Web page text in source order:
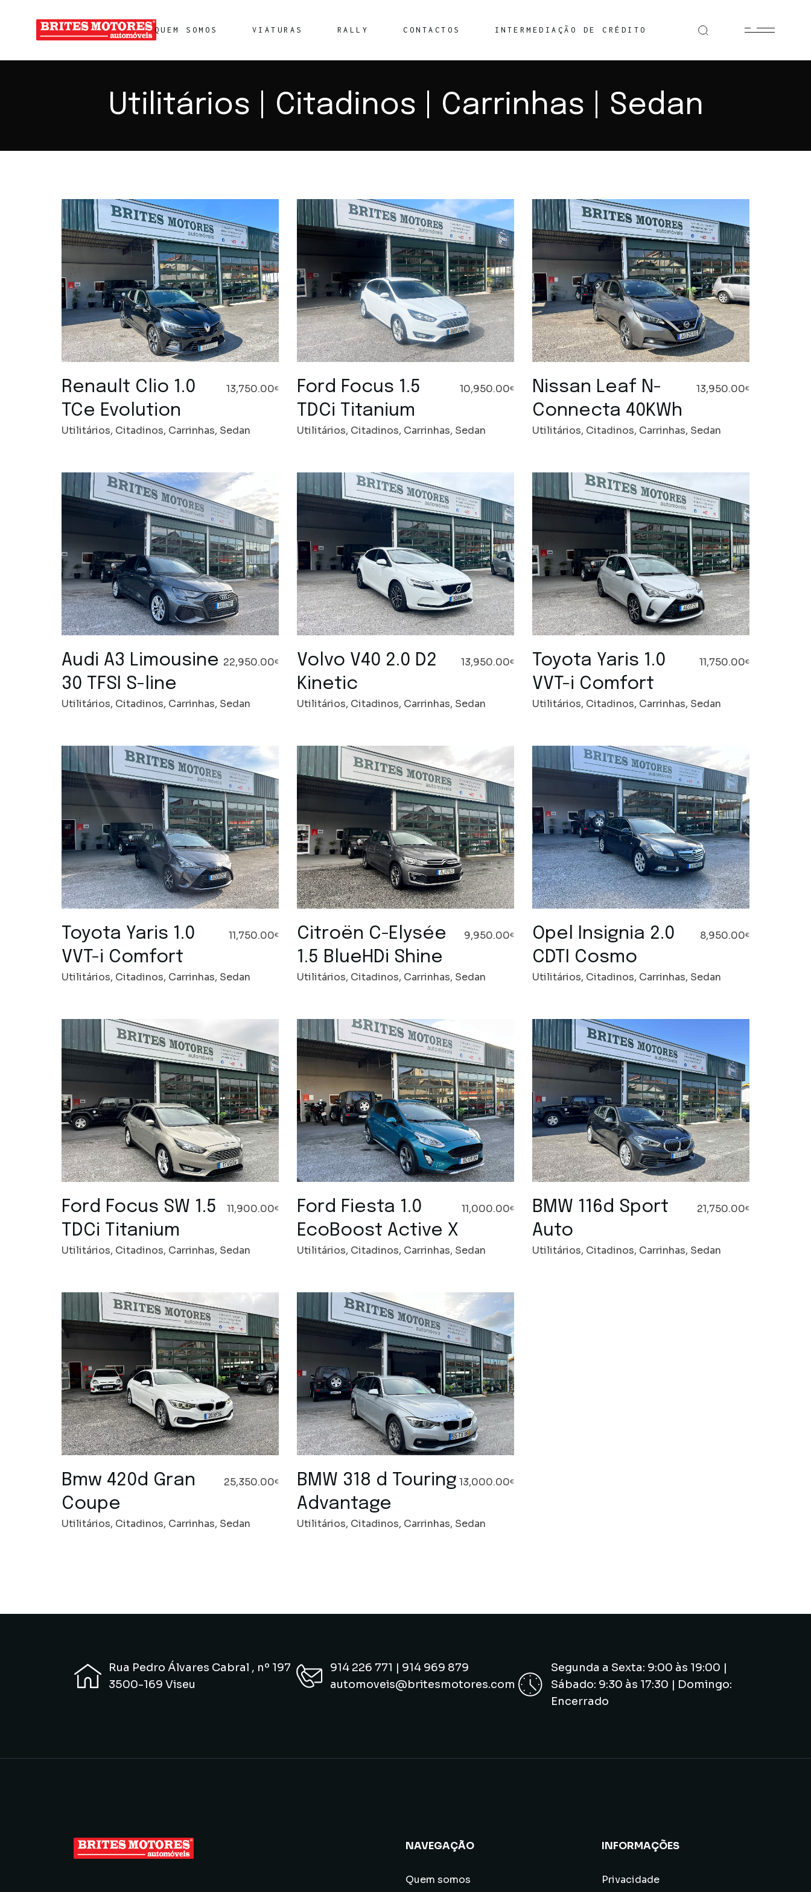
QUEM SOMOS VIATURAS RALLY CONTACTOS INTERMEDIAÇÃO DE CRÉDITO
Utilitários | Citadinos | Carrinhas | Sedan
Renault Clio 1.0
TCe Evolution
13,750.00€
Utilitários, Citadinos, Carrinhas, Sedan
Ford Focus 1.5
TDCi Titanium
10,950.00€
Utilitários, Citadinos, Carrinhas, Sedan
Nissan Leaf N-
Connecta 40KWh
13,950.00€
Utilitários, Citadinos, Carrinhas, Sedan
Audi A3 Limousine
30 TFSI S-line
22,950.00€
Utilitários, Citadinos, Carrinhas, Sedan
Volvo V40 2.0 D2
Kinetic
13,950.00€
Utilitários, Citadinos, Carrinhas, Sedan
Toyota Yaris 1.0
VVT-i Comfort
11,750.00€
Utilitários, Citadinos, Carrinhas, Sedan
Toyota Yaris 1.0
VVT-i Comfort
11,750.00€
Utilitários, Citadinos, Carrinhas, Sedan
Citroën C-Elysée
1.5 BlueHDi Shine
9,950.00€
Utilitários, Citadinos, Carrinhas, Sedan
Opel Insignia 2.0
CDTI Cosmo
8,950.00€
Utilitários, Citadinos, Carrinhas, Sedan
Ford Focus SW 1.5
TDCi Titanium
11,900.00€
Utilitários, Citadinos, Carrinhas, Sedan
Ford Fiesta 1.0
EcoBoost Active X
11,000.00€
Utilitários, Citadinos, Carrinhas, Sedan
BMW 116d Sport
Auto
21,750.00€
Utilitários, Citadinos, Carrinhas, Sedan
Bmw 420d Gran
Coupe
25,350.00€
Utilitários, Citadinos, Carrinhas, Sedan
BMW 318 d Touring
Advantage
13,000.00€
Utilitários, Citadinos, Carrinhas, Sedan
Rua Pedro Álvares Cabral , nº 197
3500-169 Viseu
914 226 771 | 914 969 879
automoveis@britesmotores.com
Segunda a Sexta: 9:00 às 19:00 |
Sábado: 9:30 às 17:30 | Domingo:
Encerrado
NAVEGAÇÃO
Quem somos
INFORMAÇÕES
Privacidade